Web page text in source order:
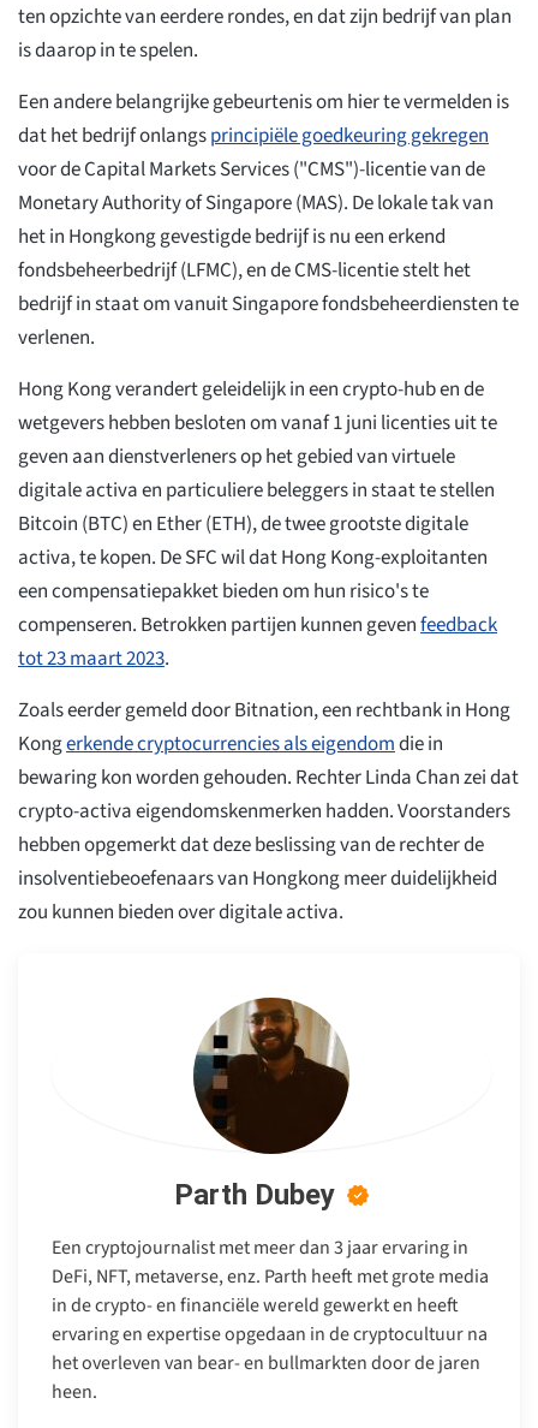
ten opzichte van eerdere rondes, en dat zijn bedrijf van plan
is daarop in te spelen.
Een andere belangrijke gebeurtenis om hier te vermelden is
dat het bedrijf onlangsprincipiële goedkeuring gekregen
voor de Capital Markets Services ("CMS")-licentie van de
Monetary Authority of Singapore (MAS). De lokale tak van
het in Hongkong gevestigde bedrijf is nu een erkend
fondsbeheerbedrijf (LFMC), en de CMS-licentie stelt het
bedrijf in staat om vanuit Singapore fondsbeheerdiensten te
verlenen.
Hong Kong verandert geleidelijk in een crypto-hub en de
wetgevers hebben besloten om vanaf 1 juni licenties uit te
geven aan dienstverleners op het gebied van virtuele
digitale activa en particuliere beleggers in staat te stellen
Bitcoin (BTC) en Ether (ETH), de twee grootste digitale
activa, te kopen. De SFC wil dat Hong Kong-exploitanten
een compensatiepakket bieden om hun risico's te
compenseren. Betrokken partijen kunnen gevenfeedback
tot 23 maart 2023.
Zoals eerder gemeld door Bitnation, een rechtbank in Hong
Kongerkende cryptocurrencies als eigendomdie in
bewaring kon worden gehouden. Rechter Linda Chan zei dat
crypto-activa eigendomskenmerken hadden. Voorstanders
hebben opgemerkt dat deze beslissing van de rechter de
insolventiebeoefenaars van Hongkong meer duidelijkheid
zou kunnen bieden over digitale activa.
Parth Dubey
Een cryptojournalist met meer dan 3 jaar ervaring in
DeFi, NFT, metaverse, enz. Parth heeft met grote media
in de crypto- en financiële wereld gewerkt en heeft
ervaring en expertise opgedaan in de cryptocultuur na
het overleven van bear- en bullmarkten door de jaren
heen.